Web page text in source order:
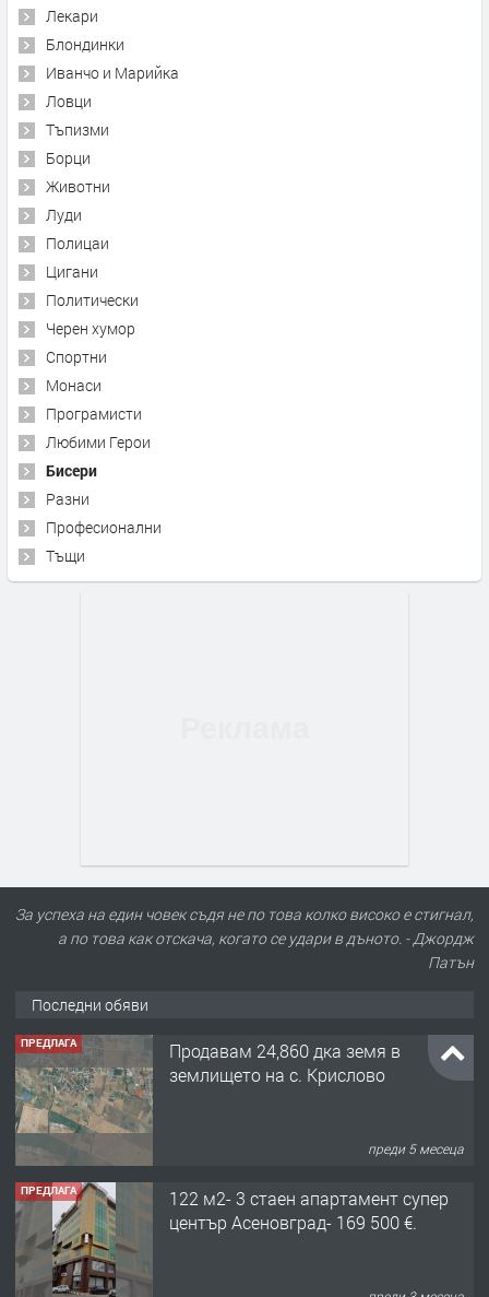
Лекари
Блондинки
Иванчо и Марийка
Ловци
Тъпизми
Борци
Животни
Луди
Полицаи
Цигани
Политически
Черен хумор
Спортни
Монаси
Програмисти
Любими Герои
Бисери
Разни
Професионални
Тъщи
За успеха на един човек съдя не по това колко високо е стигнал,
а по това как отскача, когато се удари в дъното. - Джордж
Патън
Последни обяви
ПРЕДЛАГА
Продавам 24,860 дка земя в
землището на с. Крислово
преди 5 месеца
ПРЕДЛАГА
122 м2- 3 стаен апартамент супер
център Асеновград- 169 500 €.